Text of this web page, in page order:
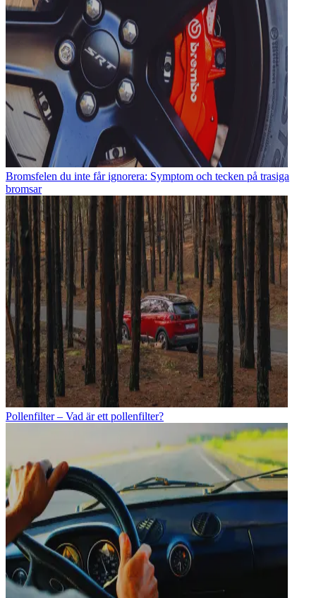
Bromsfelen du inte får ignorera: Symptom och tecken på trasiga
bromsar
Pollenfilter – Vad är ett pollenfilter?